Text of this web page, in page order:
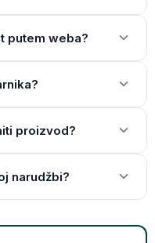
putem weba?
proizvod?
narudžbi?